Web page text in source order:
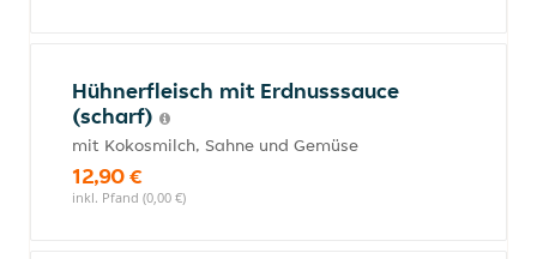
Hühnerfleisch mit Erdnusssauce
(scharf)
mit Kokosmilch, Sahne und Gemüse
12,90 €
inkl. Pfand (0,00 €)